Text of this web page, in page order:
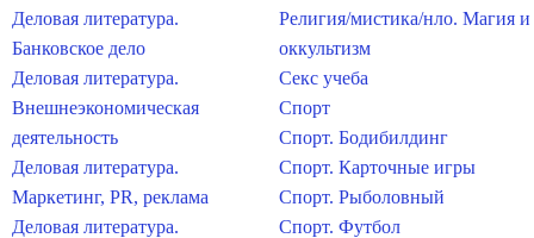
Деловая литература.
Банковское дело
Деловая литература.
Внешнеэкономическая
деятельность
Деловая литература.
Маркетинг, PR, реклама
Деловая литература.
Религия/мистика/нло. Магия и
оккультизм
Секс учеба
Спорт
Спорт. Бодибилдинг
Спорт. Карточные игры
Спорт. Рыболовный
Спорт. Футбол